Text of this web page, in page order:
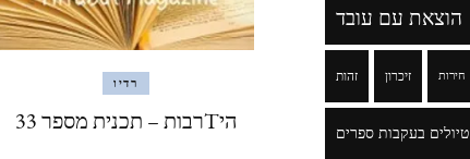
רדיו
היTרבות – תכנית מספר 33
הוצאת עם עובד
זהות זיכרון חירות
טיולים בעקבות ספרים